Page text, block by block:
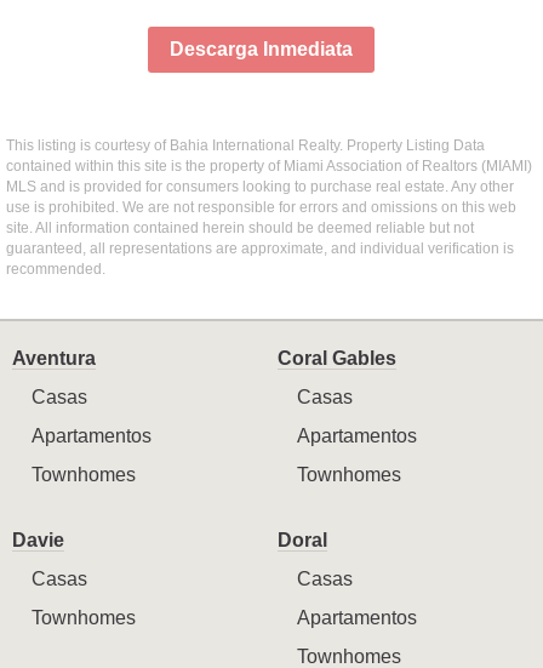
Descarga Inmediata
This listing is courtesy of Bahia International Realty. Property Listing Data
contained within this site is the property of Miami Association of Realtors (MIAMI)
MLS and is provided for consumers looking to purchase real estate. Any other
use is prohibited. We are not responsible for errors and omissions on this web
site. All information contained herein should be deemed reliable but not
guaranteed, all representations are approximate, and individual verification is
recommended.
Aventura
Casas
Apartamentos
Townhomes
Coral Gables
Casas
Apartamentos
Townhomes
Davie
Casas
Townhomes
Doral
Casas
Apartamentos
Townhomes